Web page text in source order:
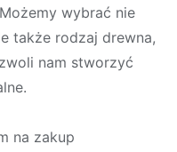
wybrać nie
także rodzaj drewna,
nam stworzyć
na zakup